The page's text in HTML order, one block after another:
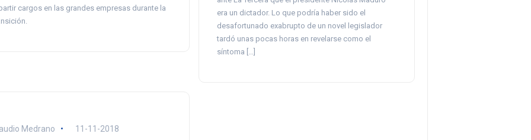
cargos en las grandes empresas durante la
era un dictador. Lo que podría haber sido el
desafortunado exabrupto de un novel legislador
tardó unas pocas horas en revelarse como el
síntoma […]
Medrano 11-11-2018